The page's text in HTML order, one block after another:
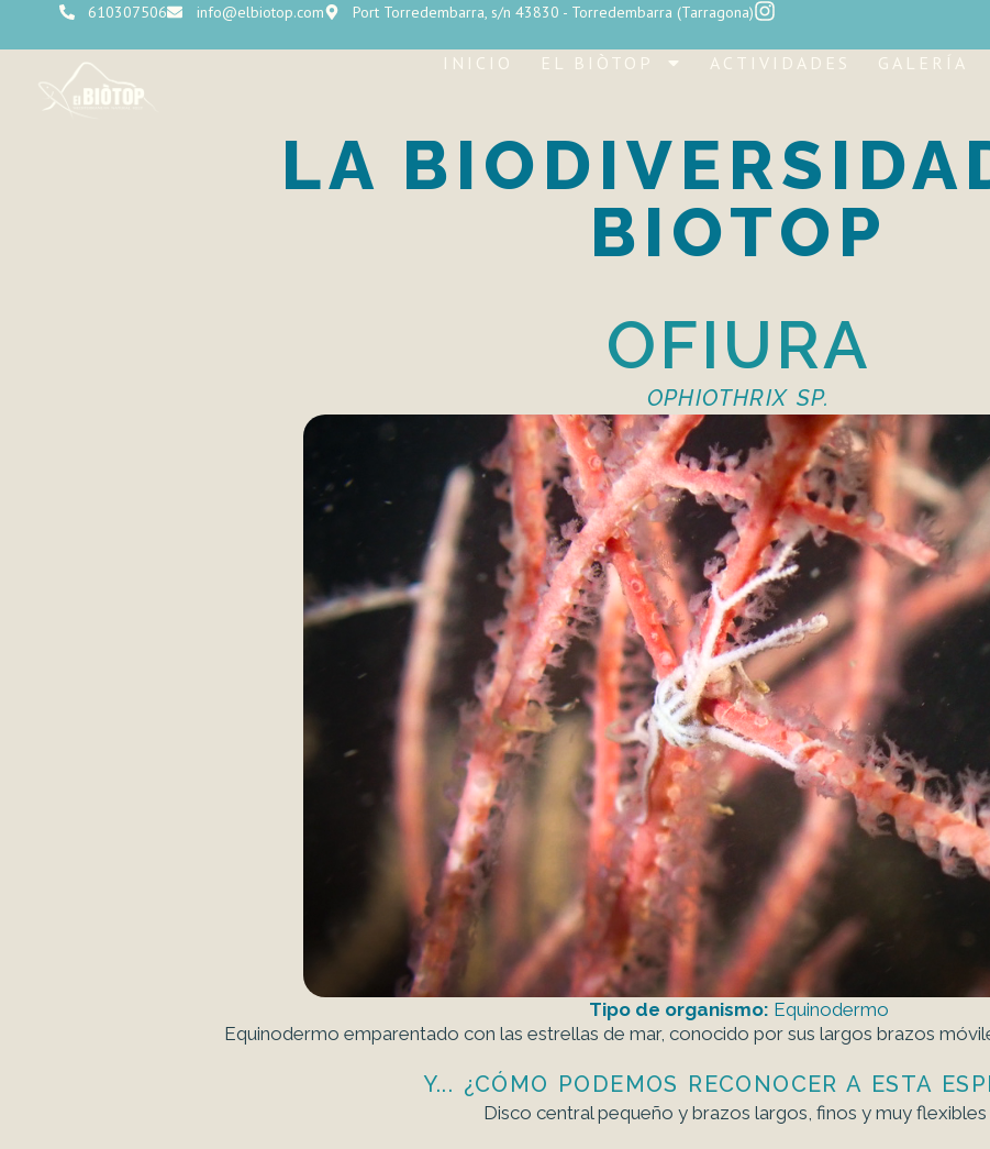
610307506 info@elbiotop.com Port Torredembarra, s/n 43830 - Torredembarra (Tarragona)
INICIO EL BIÒTOP ACTIVIDADES GALERÍA
LA
BIOTOP
OFIURA
OPHIOTHRIX SP.
Tipo de organismo: Equinodermo
Equinodermo emparentado con las estrellas de mar, conocido por sus largos brazos
Y... ¿CÓMO PODEMOS RECONOCER A ESTA
Disco central pequeño y brazos largos, finos y muy flexibles